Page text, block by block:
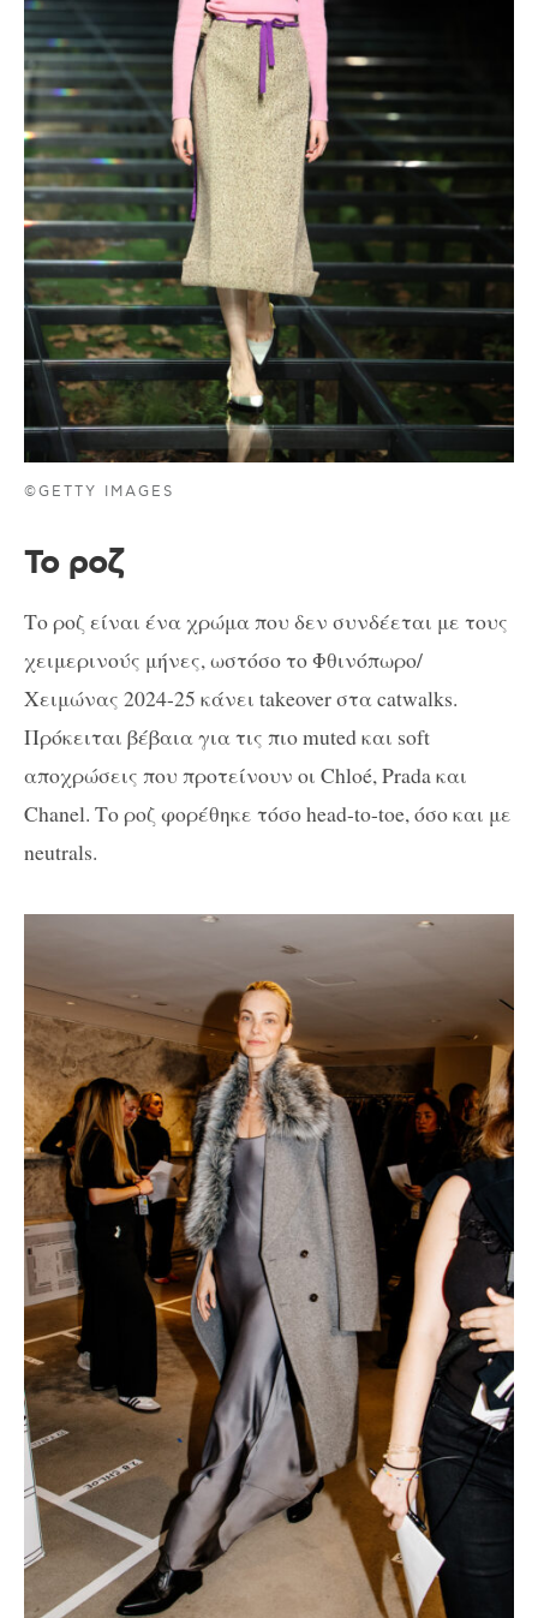
©GETTY IMAGES
Το ροζ
Το ροζ είναι ένα χρώμα που δεν συνδέεται με τους
χειμερινούς μήνες, ωστόσο το Φθινόπωρο/
Χειμώνας 2024-25 κάνει takeover στα catwalks.
Πρόκειται βέβαια για τις πιο muted και soft
αποχρώσεις που προτείνουν οι Chloé, Prada και
Chanel. Το ροζ φορέθηκε τόσο head-to-toe, όσο και με
neutrals.